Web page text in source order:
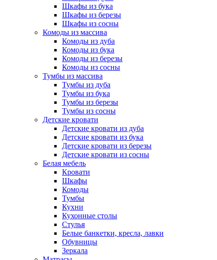
Шкафы из бука
Шкафы из березы
Шкафы из сосны
Комоды из массива
Комоды из дуба
Комоды из бука
Комоды из березы
Комоды из сосны
Тумбы из массива
Тумбы из дуба
Тумбы из бука
Тумбы из березы
Тумбы из сосны
Детские кровати
Детские кровати из дуба
Детские кровати из бука
Детские кровати из березы
Детские кровати из сосны
Белая мебель
Кровати
Шкафы
Комоды
Тумбы
Кухни
Кухонные столы
Стулья
Белые банкетки, кресла, лавки
Обувницы
Зеркала